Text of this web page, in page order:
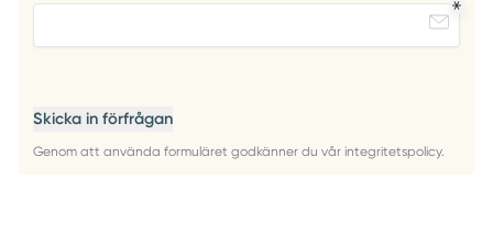
Skicka in förfrågan
Genom att använda formuläret godkänner du vår integritetspolicy.